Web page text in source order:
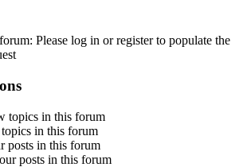
Please log in or register to populate the
topics in this forum
in this forum
posts in this forum
posts in this forum